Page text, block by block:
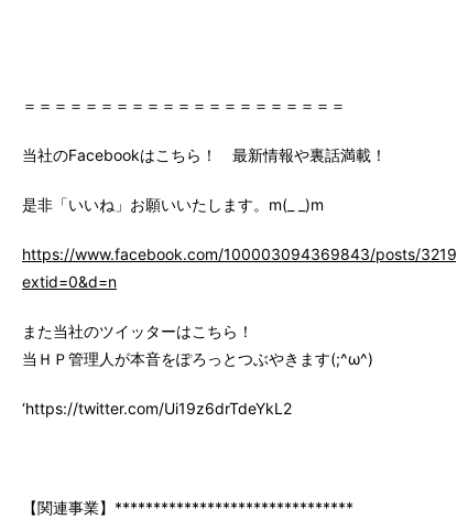
＝＝＝＝＝＝＝＝＝＝＝＝＝＝＝＝＝＝＝＝＝
当社のFacebookはこちら！ 最新情報や裏話満載！
是非「いいね」お願いいたします。m(_ _)m
https://www.facebook.com/100003094369843/posts/
extid=0&d=n
また当社のツイッターはこちら！
当ＨＰ管理人が本音をぽろっとつぶやきます(;^ω^)
‘https://twitter.com/Ui19z6drTdeYkL2
【関連事業】*******************************